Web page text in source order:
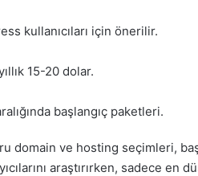
kullanıcıları için önerilir.
15-20 dolar.
başlangıç paketleri.
domain ve hosting seçimleri,
araştırırken, sadece en